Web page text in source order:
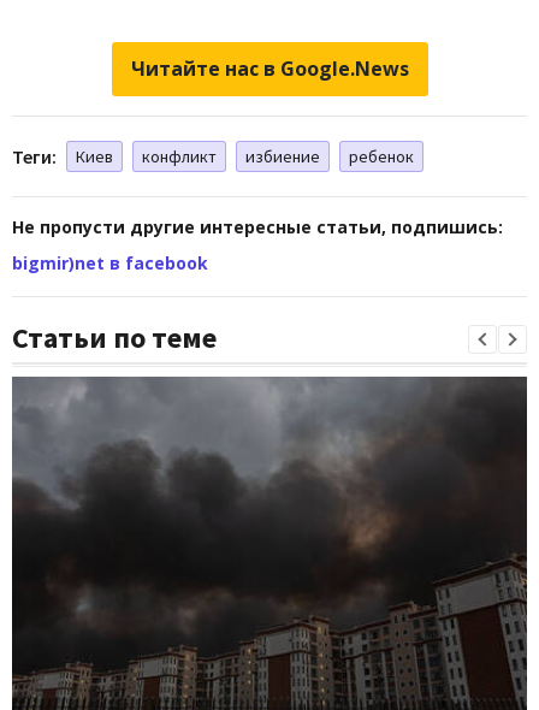
Читайте нас в Google.News
Теги: Киев конфликт избиение ребенок
Не пропусти другие интересные статьи, подпишись:
bigmir)net в facebook
Статьи по теме